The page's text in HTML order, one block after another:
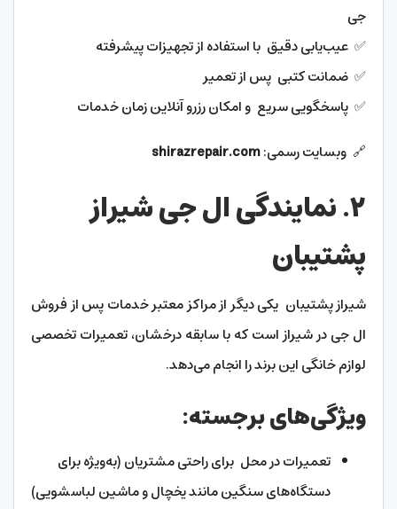
جی
✅ عیب‌یابی دقیق با استفاده از تجهیزات پیشرفته
✅ ضمانت کتبی پس از تعمیر
✅ پاسخگویی سریع و امکان رزرو آنلاین زمان خدمات
🔗 وبسایت رسمی:shirazrepair.com
۲. نمایندگی ال جی شیراز
پشتیبان
شیراز پشتیبان یکی دیگر از مراکز معتبر خدمات پس از فروش
ال جی در شیراز است که با سابقه درخشان، تعمیرات تخصصی
لوازم خانگی این برند را انجام می‌دهد.
ویژگی‌های برجسته:
تعمیرات در محل برای راحتی مشتریان (به‌ویژه برای
دستگاه‌های سنگین مانند یخچال و ماشین لباسشویی)